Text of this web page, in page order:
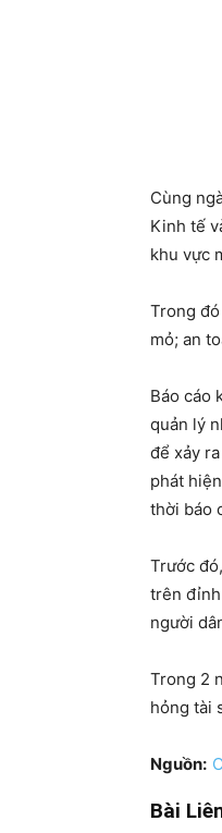
Cùng
Kinh tế
khu vực
Trong
mỏ; an
Báo cáo
quản lý
để xảy
phát
thời báo
Trước
trên đỉnh
người
Trong 2
hỏng tài
Nguồn:
Bài